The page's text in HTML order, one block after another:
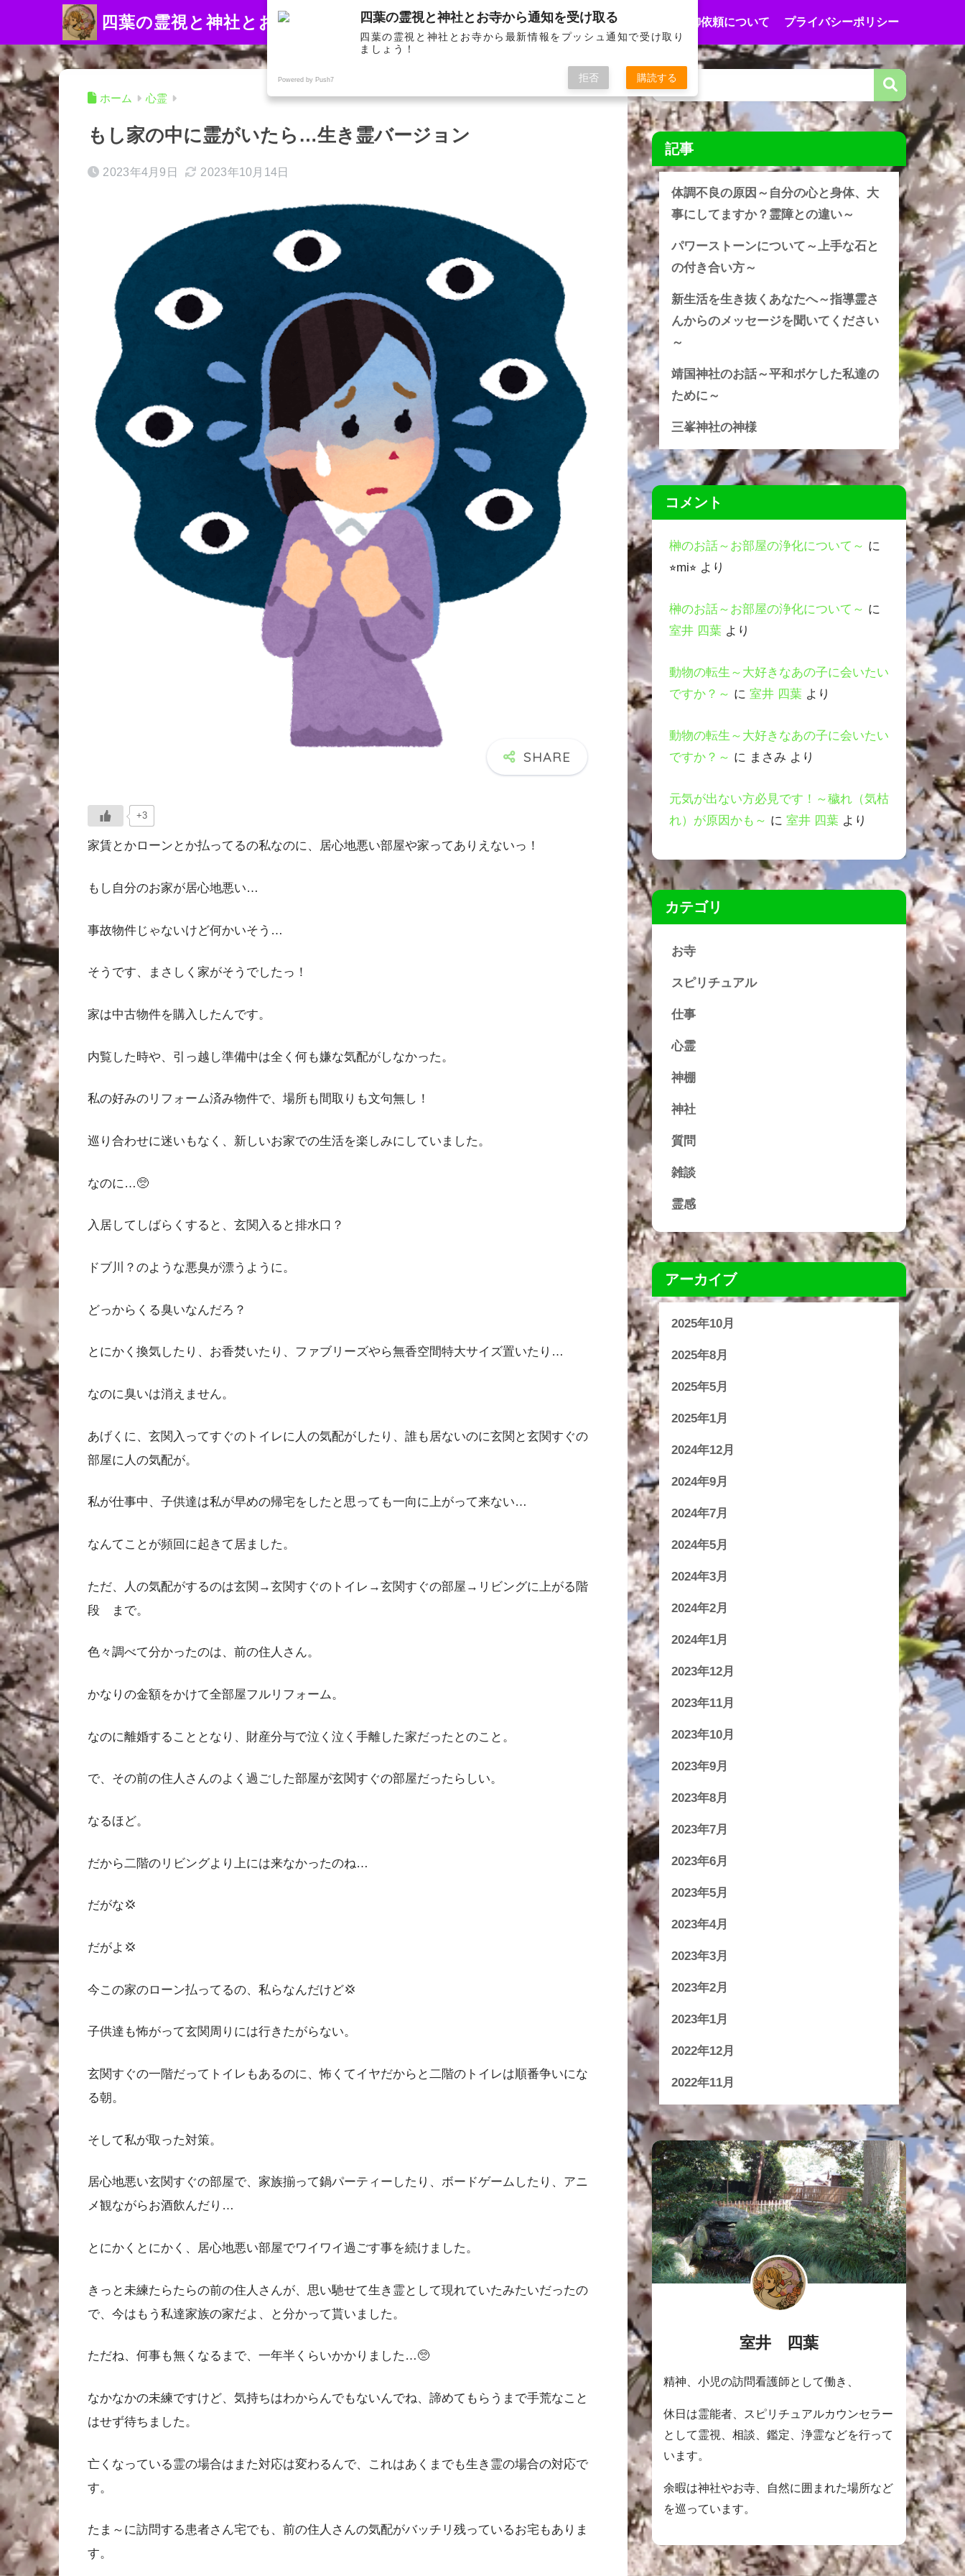
四葉の霊視と神社とお寺 お問い合わせ 御依頼について プライバシーポリシー
ホーム 心霊
もし家の中に霊がいたら…生き霊バージョン
2023年4月9日 2023年10月14日
+3
家賃とかローンとか払ってるの私なのに、居心地悪い部屋や家ってありえないっ！
もし自分のお家が居心地悪い…
事故物件じゃないけど何かいそう…
そうです、まさしく家がそうでしたっ！
家は中古物件を購入したんです。
内覧した時や、引っ越し準備中は全く何も嫌な気配がしなかった。
私の好みのリフォーム済み物件で、場所も間取りも文句無し！
巡り合わせに迷いもなく、新しいお家での生活を楽しみにしていました。
なのに…🥺
入居してしばらくすると、玄関入ると排水口？
ドブ川？のような悪臭が漂うように。
どっからくる臭いなんだろ？
とにかく換気したり、お香焚いたり、ファブリーズやら無香空間特大サイズ置いたり…
なのに臭いは消えません。
あげくに、玄関入ってすぐのトイレに人の気配がしたり、誰も居ないのに玄関と玄関すぐの
部屋に人の気配が。
私が仕事中、子供達は私が早めの帰宅をしたと思っても一向に上がって来ない…
なんてことが頻回に起きて居ました。
ただ、人の気配がするのは玄関→玄関すぐのトイレ→玄関すぐの部屋→リビングに上がる階
段 まで。
色々調べて分かったのは、前の住人さん。
かなりの金額をかけて全部屋フルリフォーム。
なのに離婚することとなり、財産分与で泣く泣く手離した家だったとのこと。
で、その前の住人さんのよく過ごした部屋が玄関すぐの部屋だったらしい。
なるほど。
だから二階のリビングより上には来なかったのね…
だがな💢
だがよ💢
今この家のローン払ってるの、私らなんだけど💢
子供達も怖がって玄関周りには行きたがらない。
玄関すぐの一階だってトイレもあるのに、怖くてイヤだからと二階のトイレは順番争いにな
る朝。
そして私が取った対策。
居心地悪い玄関すぐの部屋で、家族揃って鍋パーティーしたり、ボードゲームしたり、アニ
メ観ながらお酒飲んだり…
とにかくとにかく、居心地悪い部屋でワイワイ過ごす事を続けました。
きっと未練たらたらの前の住人さんが、思い馳せて生き霊として現れていたみたいだったの
で、今はもう私達家族の家だよ、と分かって貰いました。
ただね、何事も無くなるまで、一年半くらいかかりました…🥺
なかなかの未練ですけど、気持ちはわからんでもないんでね、諦めてもらうまで手荒なこと
はせず待ちました。
亡くなっている霊の場合はまた対応は変わるんで、これはあくまでも生き霊の場合の対応で
す。
たま～に訪問する患者さん宅でも、前の住人さんの気配がバッチリ残っているお宅もありま
す。
記事
体調不良の原因～自分の心と身体、大
事にしてますか？霊障との違い～
パワーストーンについて～上手な石と
の付き合い方～
新生活を生き抜くあなたへ～指導霊さ
んからのメッセージを聞いてください
～
靖国神社のお話～平和ボケした私達の
ために～
三峯神社の神様
コメント
榊のお話～お部屋の浄化について～ に
⭐︎mi⭐︎ より
榊のお話～お部屋の浄化について～ に
室井 四葉 より
動物の転生～大好きなあの子に会いたい
ですか？～ に 室井 四葉 より
動物の転生～大好きなあの子に会いたい
ですか？～ に まさみ より
元気が出ない方必見です！～穢れ（気枯
れ）が原因かも～ に 室井 四葉 より
カテゴリ
お寺
スピリチュアル
仕事
心霊
神棚
神社
質問
雑談
霊感
アーカイブ
2025年10月
2025年8月
2025年5月
2025年1月
2024年12月
2024年9月
2024年7月
2024年5月
2024年3月
2024年2月
2024年1月
2023年12月
2023年11月
2023年10月
2023年9月
2023年8月
2023年7月
2023年6月
2023年5月
2023年4月
2023年3月
2023年2月
2023年1月
2022年12月
2022年11月
室井 四葉
精神、小児の訪問看護師として働き、
休日は霊能者、スピリチュアルカウンセラー
として霊視、相談、鑑定、浄霊などを行って
います。
余暇は神社やお寺、自然に囲まれた場所など
を巡っています。
四葉の霊視と神社とお寺から通知を受け取る
四葉の霊視と神社とお寺から最新情報をプッシュ通知で受け取り
ましょう！
Powered by Push7 拒否 購読する